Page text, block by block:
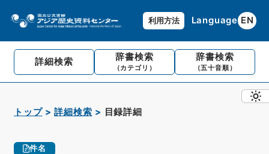
利用方法 Language EN
詳細検索 辞書検索
（カテゴリ）
辞書検索
（五十音順）
トップ 詳細検索 目録詳細
件名